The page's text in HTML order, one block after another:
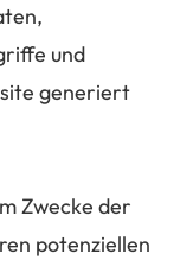
und
generiert
Zwecke der
potenziellen